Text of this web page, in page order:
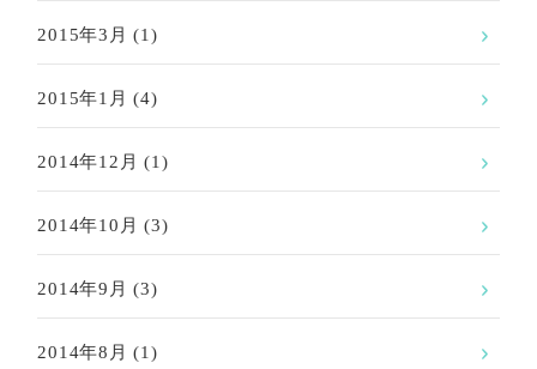
2015年3月 (1)
2015年1月 (4)
2014年12月 (1)
2014年10月 (3)
2014年9月 (3)
2014年8月 (1)